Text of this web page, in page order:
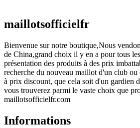
maillotsofficielfr
Bienvenue sur notre boutique,Nous
de China,grand choix il y en a pour tous
présentation des produits à des prix
recherche du nouveau maillot d'un club ou
à prix discount, que cela soit d'un gardien
vous trouverez parmi le vaste choix que
maillotsofficielfr.com
Informations